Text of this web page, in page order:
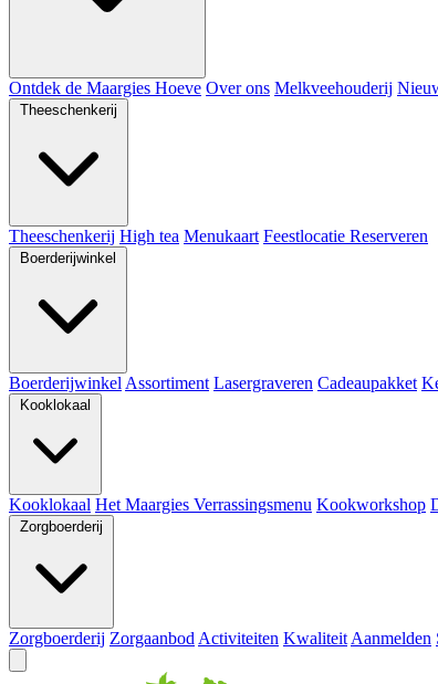
Ontdek de Maargies Hoeve Over ons Melkveehouderij
Theeschenkerij
Theeschenkerij High tea Menukaart Feestlocatie Reserveren
Boerderijwinkel
Boerderijwinkel Assortiment Lasergraveren Cadeaupakket
Kooklokaal
Kooklokaal Het Maargies Verrassingsmenu Kookworkshop
Zorgboerderij
Zorgboerderij Zorgaanbod Activiteiten Kwaliteit Aanmelden